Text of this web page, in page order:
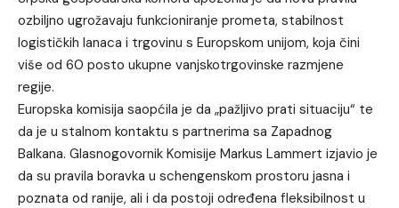
ozbiljno ugrožavaju funkcioniranje prometa, stabilnost
logističkih lanaca i trgovinu s Europskom unijom, koja čini
više od 60 posto ukupne vanjskotrgovinske razmjene
regije.
Europska komisija saopćila je da „pažljivo prati situaciju“ te
da je u stalnom kontaktu s partnerima sa Zapadnog
Balkana. Glasnogovornik Komisije Markus Lammert izjavio je
da su pravila boravka u schengenskom prostoru jasna i
poznata od ranije, ali i da postoji određena fleksibilnost u